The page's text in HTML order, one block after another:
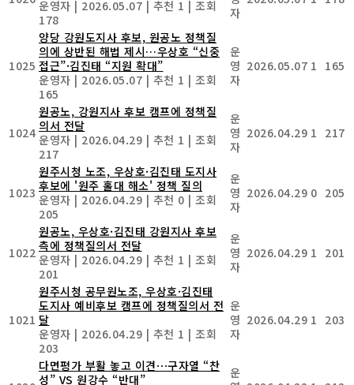
운영자 | 2026.05.07 | 추천 1 | 조회
178
자
1025
양당 강원도지사 후보, 원공노 정책질
의에 상반된 해법 제시…우상호 “신중
접근”·김진태 “지원 확대”
운영자 | 2026.05.07 | 추천 1 | 조회
165
운
영
자
2026.05.07 1 165
1024
원공노, 강원지사 후보 캠프에 정책질
의서 전달
운영자 | 2026.04.29 | 추천 1 | 조회
217
운
영
자
2026.04.29 1 217
1023
원주시청 노조, 우상호·김진태 도지사
후보에 '원주 홀대 해소' 정책 질의
운영자 | 2026.04.29 | 추천 0 | 조회
205
운
영
자
2026.04.29 0 205
1022
원공노, 우상호·김진태 강원지사 후보
측에 정책질의서 전달
운영자 | 2026.04.29 | 추천 1 | 조회
201
운
영
자
2026.04.29 1 201
1021
원주시청 공무원노조, 우상호·김진태
도지사 예비후보 캠프에 정책질의서 전
달
운영자 | 2026.04.29 | 추천 1 | 조회
203
운
영
자
2026.04.29 1 203
다면평가 부활 놓고 이견⋯구자열 “찬
성” VS 원강수 “반대”
운